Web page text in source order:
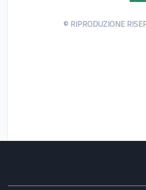
© RIPRODUZIONE